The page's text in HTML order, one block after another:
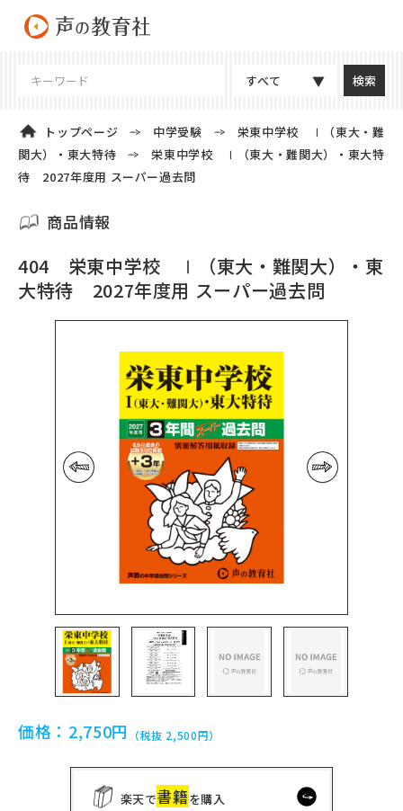
すべて
トップページ 中学受験
栄東中学校 Ⅰ（東大・難
関大）・東大特待
栄東中学校 Ⅰ（東大・難関大）・東大特
待 2027年度用 スーパー過去問
商品情報
404 栄東中学校 Ⅰ（東大・難関大）・東
大特待 2027年度用 スーパー過去問
前の画像 次の画像
価格： 2,750円 （税抜 2,500円）
楽天で書籍を購入